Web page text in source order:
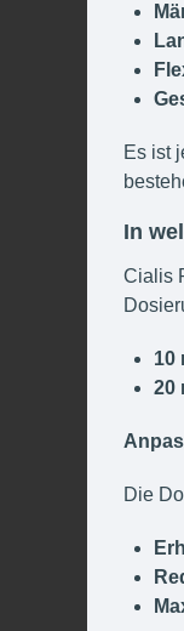
Es ist
In
Cialis
10
20
Die